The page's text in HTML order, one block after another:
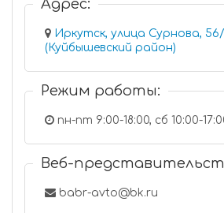
Адрес:
Иркутск, улица Сурнова, 56/
(Куйбышевский район)
Режим работы:
пн-пт 9:00-18:00, сб 10:00-
Веб-
babr-avto@bk.ru